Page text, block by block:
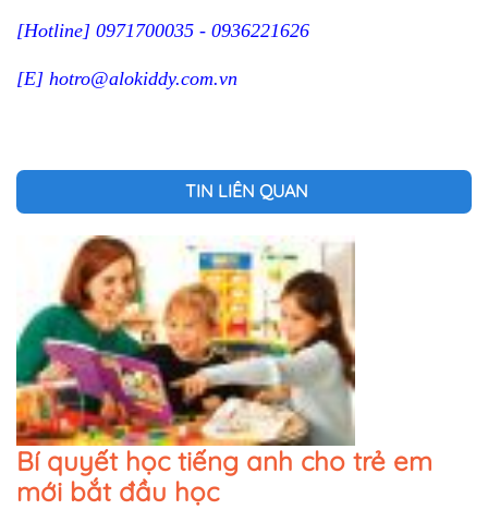
[Hotline] 0971700035 - 0936221626
[E] hotro@alokiddy.com.vn
TIN LIÊN QUAN
Bí quyết học tiếng anh cho trẻ em
mới bắt đầu học